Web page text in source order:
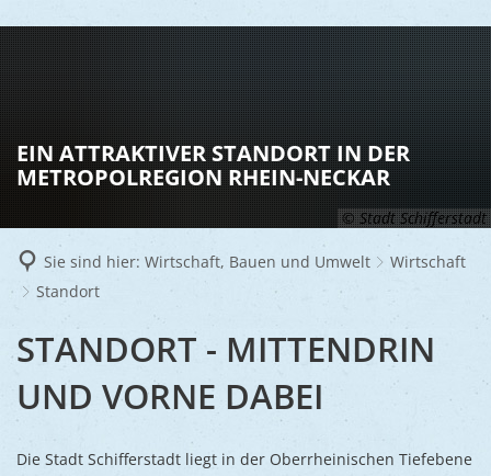
LEBEN
Vereine
Kinder
Friedhöfe
RATHAUS
Bürger-
Politik
Schulen
Rund
BAUEN
© Stadt Schifferstadt
EIN ATTRAKTIVER STANDORT IN DER
METROPOLREGION RHEIN-NECKAR
Sie sind hier: Wirtschaft, Bauen und Umwelt
Wirtschaft
Standort
STANDORT
STANDORT - MITTENDRIN
UND VORNE DABEI
Die Stadt Schifferstadt liegt in der Oberrheinischen Tiefebene